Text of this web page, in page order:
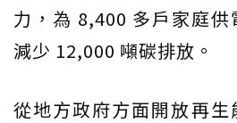
力，為 8,400 多戶家庭
減少 12,000 噸碳排放。
從地方政府方面開放再生